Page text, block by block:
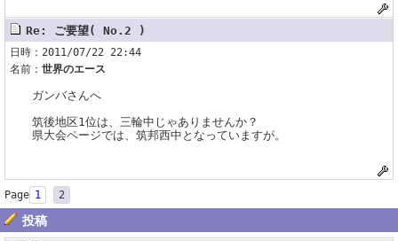
Re: ご要望( No.2 )
日時：2011/07/22 22:44
名前： 世界のエース
ガンバさんへ
筑後地区1位は、三輪中じゃありませんか？
県大会ページでは、筑邦西中となっていますが。
Page 1 2
投稿